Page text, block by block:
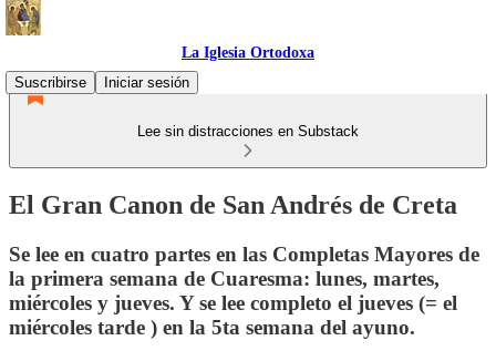
La Iglesia Ortodoxa
Suscribirse
Iniciar sesión
Lee sin distracciones en Substack
El Gran Canon de San Andrés de Creta
Se lee en cuatro partes en las Completas Mayores de
la primera semana de Cuaresma: lunes, martes,
miércoles y jueves. Y se lee completo el jueves (= el
miércoles tarde ) en la 5ta semana del ayuno.